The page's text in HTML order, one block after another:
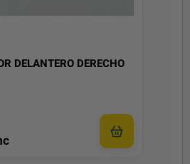
DELANTERO DERECHO